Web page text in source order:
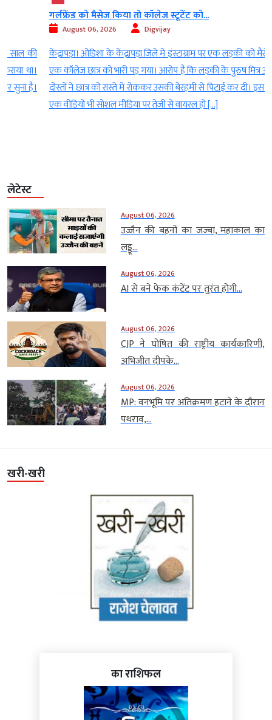
गर्लफ्रेंड को मैसेज किया तो कॉलेज स्टूटेंट को...
August 06, 2026 Digvijay
केंद्रापड़ा। ओडिशा के केंद्रापड़ा जिले में इंस्टाग्राम पर एक लड़की को मैसेज करना
एक कॉलेज छात्र को भारी पड़ गया। आरोप है कि लड़की के पुरुष मित्र और उसके
दोस्तों ने छात्र को रास्ते में रोककर उसकी बेरहमी से पिटाई कर दी। इस घटना का
एक वीडियो भी सोशल मीडिया पर तेजी से वायरल हो […]
लेटेस्ट
August 06, 2026
उज्जैन की बहनों का जज्बा, महाकाल का
लड्डू...
August 06, 2026
AI से बने फेक कंटेंट पर तुरंत होगी...
August 06, 2026
CJP ने घोषित की राष्ट्रीय कार्यकारिणी,
अभिजीत दीपके...
August 06, 2026
MP: वनभूमि पर अतिक्रमण हटाने के दौरान
पथराव,...
खरी-खरी
का राशिफल